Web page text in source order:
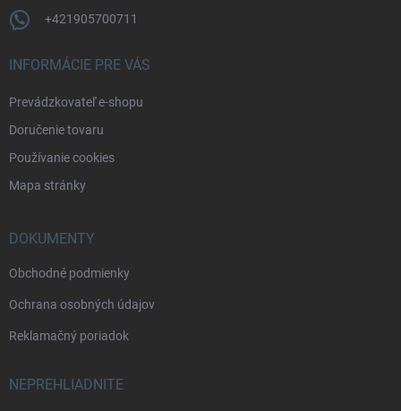
+421905700711
INFORMÁCIE PRE VÁS
Prevádzkovateľ e-shopu
Doručenie tovaru
Používanie cookies
Mapa stránky
DOKUMENTY
Obchodné podmienky
Ochrana osobných údajov
Reklamačný poriadok
NEPREHLIADNITE